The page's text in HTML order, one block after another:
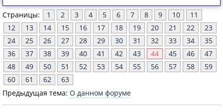
Страницы: 1 2 3 4 5 6 7 8 9 10
11
12
13 14 15 16 17 18 19 20 21 22
23
24
25 26 27 28 29 30 31 32 33 34
35
36
37 38 39 40 41 42 43 44 45 46
47
48
49 50 51 52 53 54 55 56 57 58
59
60
61 62
63
Предыдущая тема: О данном форуме